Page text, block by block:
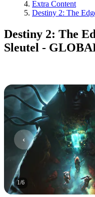
Extra Content
Destiny 2: The
Destiny 2: The
Sleutel -
1/6